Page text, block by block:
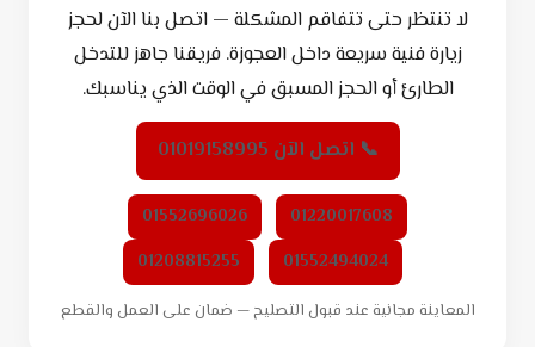
لا تنتظر حتى تتفاقم المشكلة — اتصل بنا الآن لحجز
زيارة فنية سريعة داخل العجوزة. فريقنا جاهز للتدخل
الطارئ أو الحجز المسبق في الوقت الذي يناسبك.
📞 اتصل الآن 01019158995
01220017608
01552696026
01552494024
01208815255
المعاينة مجانية عند قبول التصليح — ضمان على العمل والقطع